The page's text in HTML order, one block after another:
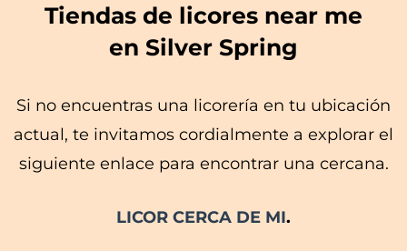
Tiendas de licores near me
en Silver Spring
Si no encuentras una licorería en tu ubicación
actual, te invitamos cordialmente a explorar el
siguiente enlace para encontrar una cercana.
LICOR CERCA DE MI.